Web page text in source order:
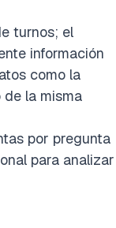
turnos; el
información
como la
la misma
por pregunta
para analizar